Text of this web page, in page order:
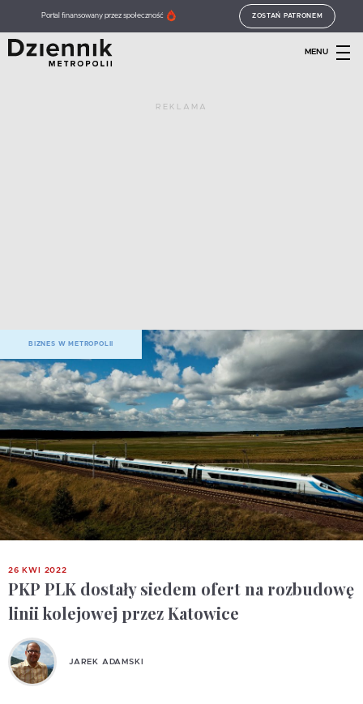
Portal finansowany przez społeczność ZOSTAŃ PATRONEM
MENU
REKLAMA
BIZNES W METROPOLII
26 KWI 2022
PKP PLK dostały siedem ofert na rozbudowę
linii kolejowej przez Katowice
JAREK ADAMSKI